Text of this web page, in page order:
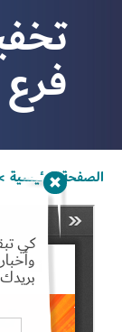
الصفحة الرئيسية
كي